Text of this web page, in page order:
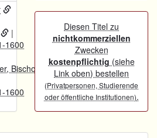
|
1600
Bischof
1600
Diesen Titel zu
nichtkommerziellen
Zwecken
kostenpflichtig (siehe
Link oben) bestellen
(Privatpersonen, Studierende
oder öffentliche Institutionen).